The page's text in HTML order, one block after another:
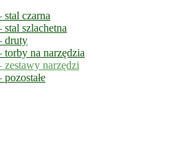
czarna
szlachetna
druty
na narzędzia
narzędzi